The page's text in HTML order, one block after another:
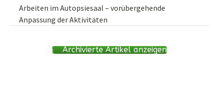
Arbeiten im Autopsiesaal – vorübergehende
Anpassung der Aktivitäten
Archivierte Artikel anzeigen